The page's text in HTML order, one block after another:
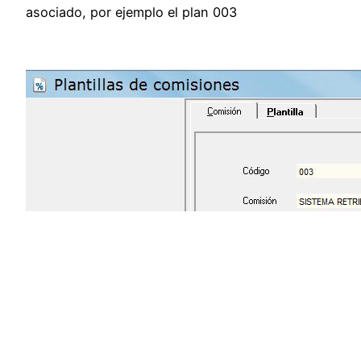
asociado, por ejemplo el plan 003